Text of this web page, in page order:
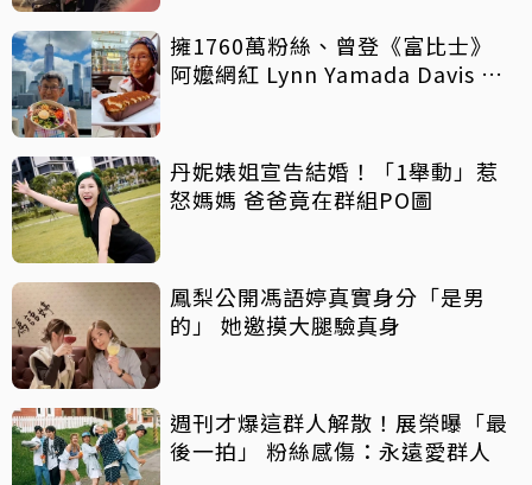
擁1760萬粉絲、曾登《富比士》
阿嬤網紅 Lynn Yamada Davis 驚
丹妮婊姐宣告結婚！「1舉動」惹
怒媽媽 爸爸竟在群組PO圖
鳳梨公開馮語婷真實身分「是男
的」 她邀摸大腿驗真身
週刊才爆這群人解散！展榮曝「最
後一拍」 粉絲感傷：永遠愛群人